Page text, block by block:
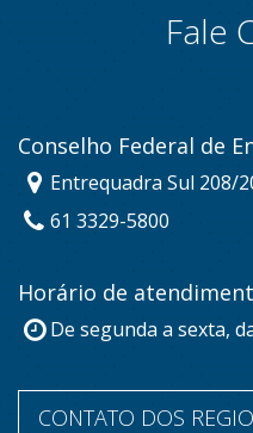
Fale
Conselho Federal de
Entrequadra Sul 208/
61 3329-5800
Horário de
De segunda a sexta,
CONTATO DOS